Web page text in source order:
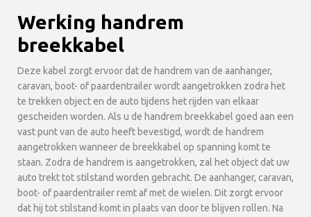
Werking handrem
breekkabel
Deze kabel zorgt ervoor dat de handrem van de aanhanger,
caravan, boot- of paardentrailer wordt aangetrokken zodra het
te trekken object en de auto tijdens het rijden van elkaar
gescheiden worden. Als u de handrem breekkabel goed aan een
vast punt van de auto heeft bevestigd, wordt de handrem
aangetrokken wanneer de breekkabel op spanning komt te
staan. Zodra de handrem is aangetrokken, zal het object dat uw
auto trekt tot stilstand worden gebracht. De aanhanger, caravan,
boot- of paardentrailer remt af met de wielen. Dit zorgt ervoor
dat hij tot stilstand komt in plaats van door te blijven rollen. Na